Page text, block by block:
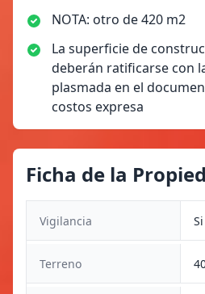
NOTA: otro de 420 m2
La superficie de
deberán ratificarse con
plasmada en el
costos expresa
Ficha de la
Vigilancia Si
Terreno